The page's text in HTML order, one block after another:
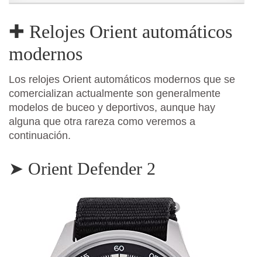
✚ Relojes Orient automáticos
modernos
Los relojes Orient automáticos modernos que se
comercializan actualmente son generalmente
modelos de buceo y deportivos, aunque hay
alguna que otra rareza como veremos a
continuación.
➤ Orient Defender 2